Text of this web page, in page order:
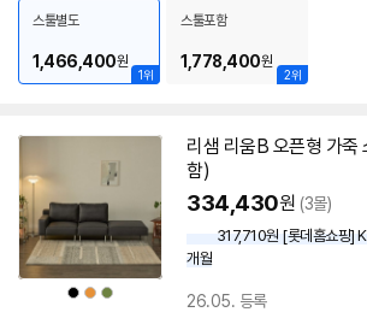
1위
스툴별도
1,466,400원
2위
스툴포함
1,778,400원
상
품
상
품
상
품
리샘 리움B 오픈형 가죽
함)
334,430원 (3몰)
317,710원 [롯데홈쇼핑]
개월
26.05. 등록